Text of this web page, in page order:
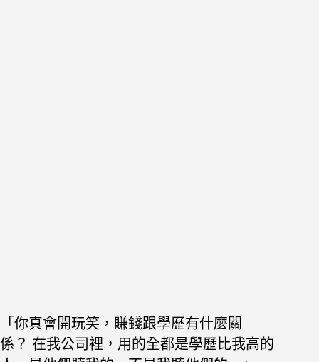
「你真會開玩笑，賺錢跟學歷有什麼關
係？ 在我公司裡，用的全都是學歷比我高的